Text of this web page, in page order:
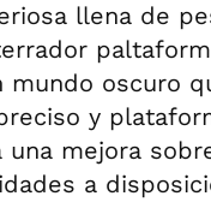
llena de
mundo oscuro
y
mejora
a